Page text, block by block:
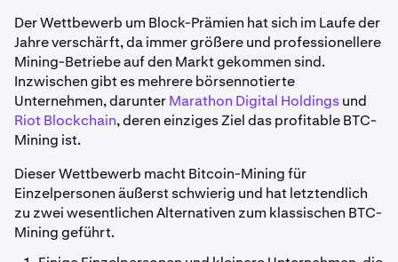
Der Wettbewerb um Block-Prämien hat sich im Laufe der
Jahre verschärft, da immer größere und professionellere
Mining-Betriebe auf den Markt gekommen sind.
Inzwischen gibt es mehrere börsennotierte
Unternehmen, darunterMarathon Digital Holdingsund
Riot Blockchain, deren einziges Ziel das profitable BTC-
Mining ist.
Dieser Wettbewerb macht Bitcoin-Mining für
Einzelpersonen äußerst schwierig und hat letztendlich
zu zwei wesentlichen Alternativen zum klassischen BTC-
Mining geführt.